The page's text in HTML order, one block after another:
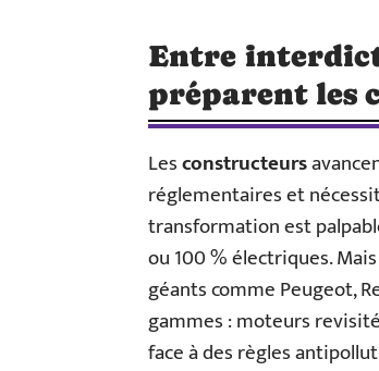
Entre
préparent les
Lesconstructeurs
réglementaires et
transformation est
ou 100 % électriques.
géants comme Peugeot,
gammes : moteurs
face à des règles